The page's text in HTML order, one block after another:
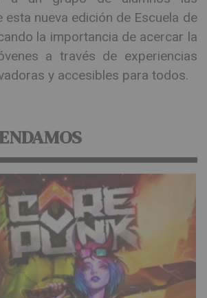
esta nueva edición de Escuela de
la importancia de acercar la
a través de experiencias
y accesibles para todos.